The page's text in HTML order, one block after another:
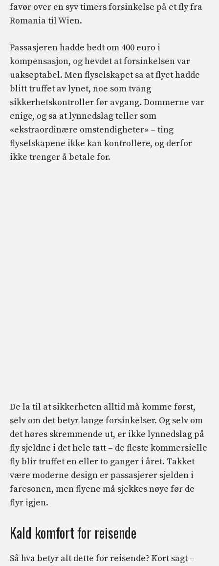
favør over en syv timers forsinkelse på et fly fra
Romania til Wien.
Passasjeren hadde bedt om 400 euro i
kompensasjon, og hevdet at forsinkelsen var
uakseptabel. Men flyselskapet sa at flyet hadde
blitt truffet av lynet, noe som tvang
sikkerhetskontroller før avgang. Dommerne var
enige, og sa at lynnedslag teller som
«ekstraordinære omstendigheter» – ting
flyselskapene ikke kan kontrollere, og derfor
ikke trenger å betale for.
De la til at sikkerheten alltid må komme først,
selv om det betyr lange forsinkelser. Og selv om
det høres skremmende ut, er ikke lynnedslag på
fly sjeldne i det hele tatt – de fleste kommersielle
fly blir truffet en eller to ganger i året. Takket
være moderne design er passasjerer sjelden i
faresonen, men flyene må sjekkes nøye før de
flyr igjen.
Kald komfort for reisende
Så hva betyr alt dette for reisende? Kort sagt –